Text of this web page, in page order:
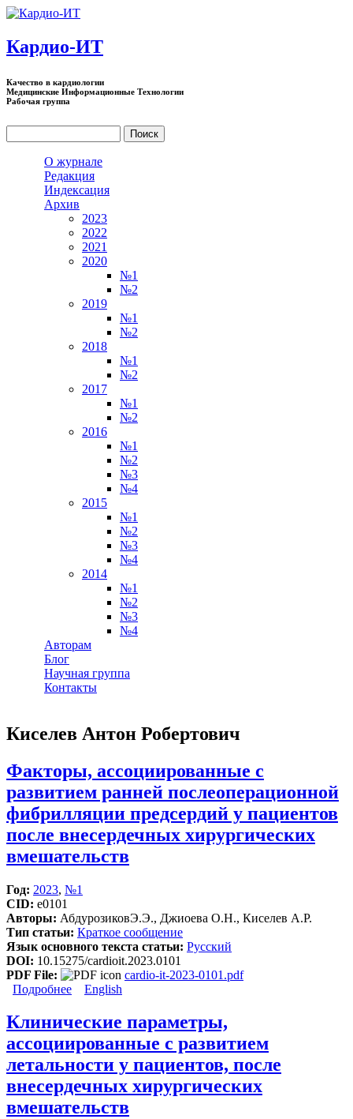
Перейти к основному содержанию
Кардио-ИТ
Качество в кардиологии
Медицинские Информационные Технологии
Рабочая группа
О журнале
Редакция
Индексация
Архив
2023
2022
2021
2020
№1
№2
2019
№1
№2
2018
№1
№2
2017
№1
№2
2016
№1
№2
№3
№4
2015
№1
№2
№3
№4
2014
№1
№2
№3
№4
Авторам
Блог
Научная группа
Контакты
Киселев Антон Робертович
Факторы, ассоциированные с
развитием ранней послеоперационной
фибрилляции предсердий у пациентов
после внесердечных хирургических
вмешательств
Год: 2023, №1
CID: e0101
Авторы: АбдурозиковЭ.Э., Джиоева О.Н., Киселев А.Р.
Тип статьи: Краткое сообщение
Язык основного текста статьи: Русский
DOI: 10.15275/cardioit.2023.0101
PDF File:
cardio-it-2023-0101.pdf
Подробнее о Факторы, ассоциированные с развитием ранней
пациентов после внесердечных хирургических
вмешательств
English
Клинические параметры,
ассоциированные с развитием
летальности у пациентов, после
внесердечных хирургических
вмешательств